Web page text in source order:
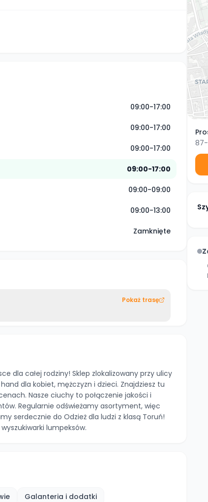
09:00-17:00
09:00-17:00
09:00-17:00
09:00-17:00
09:00-09:00
09:00-13:00
Zamknięte
Pokaż trasę
dla całej rodziny! Sklep zlokalizowany przy ulicy
dla kobiet, mężczyzn i dzieci. Znajdziesz tu
Nasze ciuchy to połączenie jakości i
Regularnie odświeżamy asortyment, więc
serdecznie do Odzież dla ludzi z klasą Toruń!
lumpeksów.
Galanteria i dodatki
87-